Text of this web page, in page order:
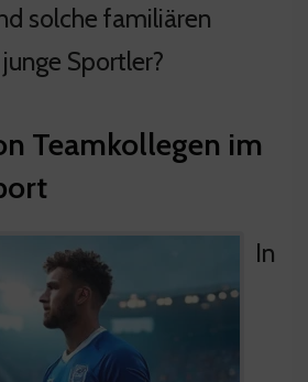
solche familiären
Sportler?
Teamkollegen im
In